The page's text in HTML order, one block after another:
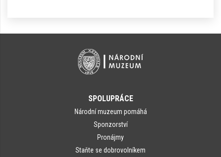
SPOLUPRÁCE
Národní muzeum pomáhá
Sponzorství
Pronájmy
Staňte se dobrovolníkem